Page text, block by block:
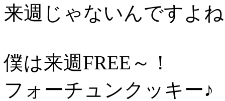
来週じゃないんですよ
僕は来週FREE～！
フォーチュンクッキー♪